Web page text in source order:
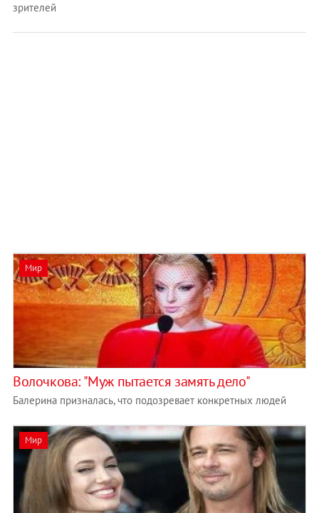
зрителей
Мир
Волочкова: "Муж пытается замять дело"
Балерина призналась, что подозревает конкретных людей
Мир